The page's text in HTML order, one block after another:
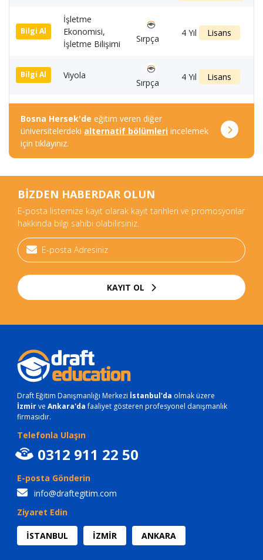
Bilgi Al
İşletme
Ekonomisi,
İşletme Bilişimi
Sırpça
4 Yıl Lisans
Bilgi Al Viyola
Sırpça
4 Yıl Lisans
Bosna Hersek'de eğitim veren diğer
üniversitelerdeki alternatif bölümleri incelemek
için tıklayınız.
BİZDEN HABERDAR OLUN
E-posta listemize kayıt olarak kayıt tarihleri ve promosyonlar
hakkında bilgi sahibi olabilirsiniz.
KAYIT OL
Draft Eğitim Danışmanlığı Merkezi İstanbul'da olmak üzere
İzmirve Ankara'dafaaliyet gösteren profesyonel danışmanlık
firmasıdır.
Telefonla Ulaşın
0312 911 22 50
E-posta Gönderin
info@draftegitim.com
Ziyaret Edin
İSTANBUL İZMİR ANKARA